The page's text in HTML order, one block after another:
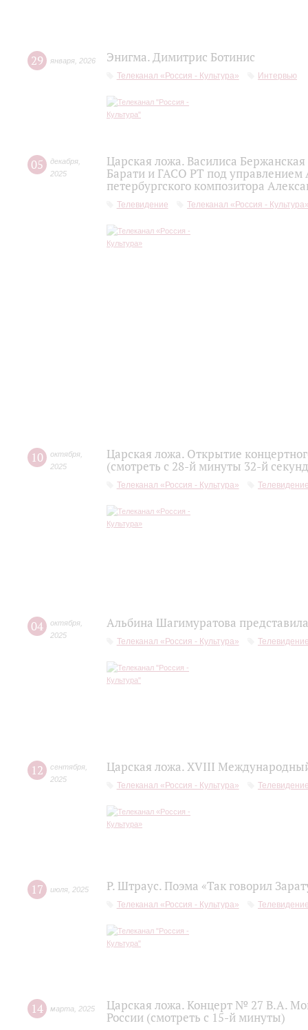
29 января 2026 Энигма. Димитрис Ботинис
Телеканал «Россия - Культура» Интервью
05 декабря
2025
Царская ложа. Василиса
Барати и ГАСО РТ под управлением
петербургского композитора
Телевидение Телеканал «Россия -
10 октября
2025
Царская ложа. Открытие
(смотреть с 28-й минуты 32-й
Телеканал «Россия - Культура»
04 октября
2025
Альбина Шагимуратова
Телеканал «Россия - Культура»
12 сентября
2025
Царская ложа. XVIII
Телеканал «Россия - Культура»
17 июля 2025 Р. Штраус. Поэма «Так говорил
Телеканал «Россия - Культура»
14 марта 2025
Царская ложа. Концерт № 27 В.А.
России (смотреть с 15-й минуты)